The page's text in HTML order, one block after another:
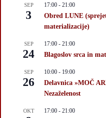
SEP
3
17:00 - 21:00
Obred LUNE
materializacije)
SEP
24
17:00 - 21:00
Blagoslov srca in
SEP
26
10:00 - 19:00
Delavnica »MOČ
Nezaželenost
OKT 17:00 - 21:00